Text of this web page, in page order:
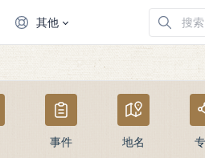
其他
事件 地名